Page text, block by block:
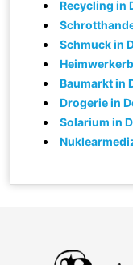
Recycling in
Schmuck in
Baumarkt in
Drogerie in
Solarium in